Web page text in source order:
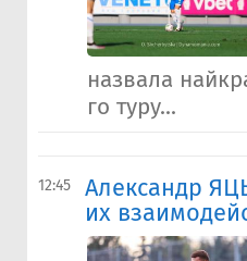
назвала
го туру...
12:45
Александр
их